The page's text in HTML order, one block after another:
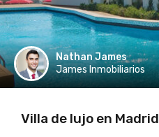
Nathan James
James Inmobiliarios
Villa de lujo en Madrid